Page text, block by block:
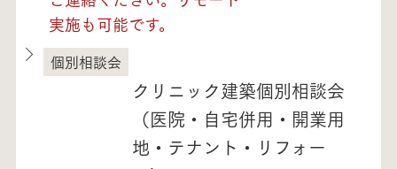
土地を探す 全国エリア情報
実施も可能です。
愛媛県
個別相談会
クリニック建築個別相談会
（医院・自宅併用・開業用
地・テナント・リフォー